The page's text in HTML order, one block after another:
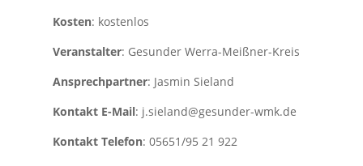
Kosten: kostenlos
Veranstalter: Gesunder Werra-Meißner-Kreis
Ansprechpartner: Jasmin Sieland
Kontakt E-Mail: j.sieland@gesunder-wmk.de
Kontakt Telefon: 05651/95 21 922